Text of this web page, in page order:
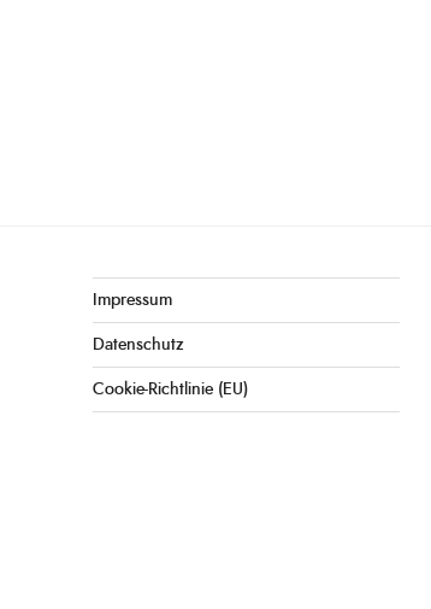
Impressum
Datenschutz
Cookie-Richtlinie (EU)